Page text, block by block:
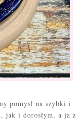
pomysł na szybki i
jak i dorosłym, a ja z